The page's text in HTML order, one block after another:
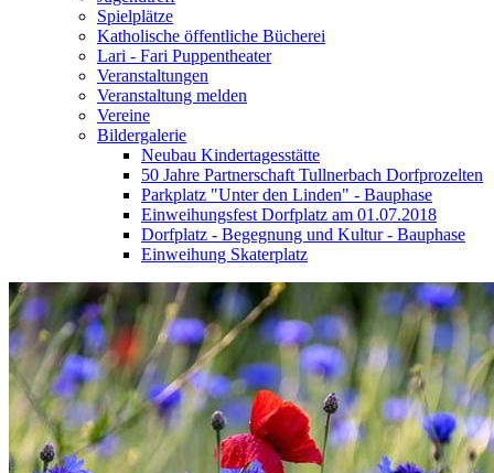
Spielplätze
Katholische öffentliche Bücherei
Lari - Fari Puppentheater
Veranstaltungen
Veranstaltung melden
Vereine
Bildergalerie
Neubau Kindertagesstätte
50 Jahre Partnerschaft Tullnerbach Dorfprozelten
Parkplatz "Unter den Linden" - Bauphase
Einweihungsfest Dorfplatz am 01.07.2018
Dorfplatz - Begegnung und Kultur - Bauphase
Einweihung Skaterplatz